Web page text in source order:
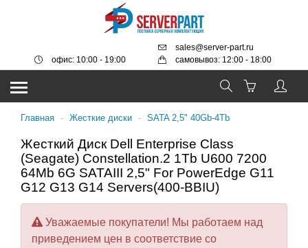
sales@server-part.ru
самовывоз: 12:00 - 18:00
офис: 10:00 - 19:00
Главная - Жесткие диски - SATA 2,5" 40Gb-4Tb
Жесткий Диск Dell Enterprise Class
(Seagate) Constellation.2 1Tb U600 7200
64Mb 6G SATAIII 2,5" For PowerEdge G11
G12 G13 G14 Servers(400-BBIU)
Уважаемые покупатели! Мы работаем над
приведением цен в соответствие со